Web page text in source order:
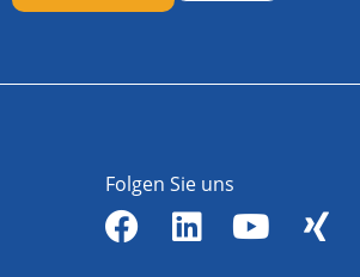
Folgen Sie uns